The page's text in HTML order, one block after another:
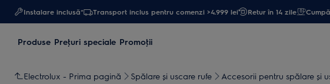
Instalare inclusă* Transport inclus pentru comenzi >4.999 lei Retur în 14 zile
Produse Preţuri speciale Promoţii
Electrolux - Prima pagină Spălare și uscare rufe Accesorii pentru spălare şi